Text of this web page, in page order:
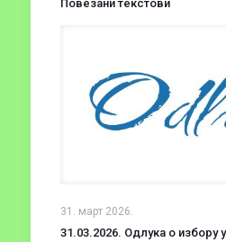
Повезани текстови
31. март 2026.
31.03.2026. Одлука о избору